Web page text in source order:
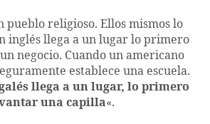
pueblo religioso. Ellos mismos lo
inglés llega a un lugar lo primero
negocio. Cuando un americano
establece una escuela.
llega a un lugar, lo primero
una capilla«.